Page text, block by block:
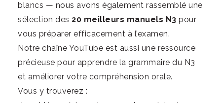
blancs — nous avons également rassemblé une
sélection des 20 meilleurs manuels N3 pour
vous préparer efficacement à l’examen.
Notre chaîne YouTube est aussi une ressource
précieuse pour apprendre la grammaire du N3
et améliorer votre compréhension orale.
Vous y trouverez :